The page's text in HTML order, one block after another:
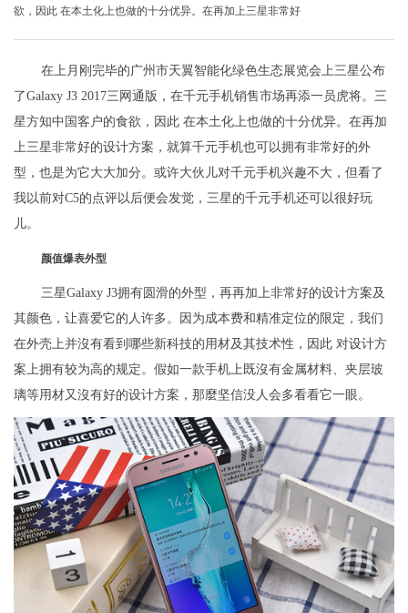
欲，因此 在本土化上也做的十分优异。在再加上三星非常好
在上月刚完毕的广州市天翼智能化绿色生态展览会上三星公布
了Galaxy J3 2017三网通版，在千元手机销售市场再添一员虎将。三
星方知中国客户的食欲，因此 在本土化上也做的十分优异。在再加
上三星非常好的设计方案，就算千元手机也可以拥有非常好的外
型，也是为它大大加分。或许大伙儿对千元手机兴趣不大，但看了
我以前对C5的点评以后便会发觉，三星的千元手机还可以很好玩
儿。
颜值爆表外型
三星Galaxy J3拥有圆滑的外型，再再加上非常好的设计方案及
其颜色，让喜爱它的人许多。因为成本费和精准定位的限定，我们
在外壳上并沒有看到哪些新科技的用材及其技术性，因此 对设计方
案上拥有较为高的规定。假如一款手机上既沒有金属材料、夹层玻
璃等用材又沒有好的设计方案，那麼坚信没人会多看看它一眼。